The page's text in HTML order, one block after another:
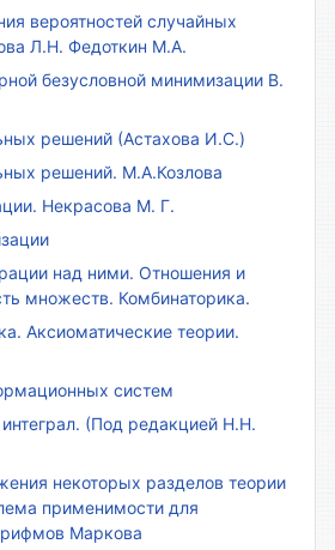
вероятностей случайных
Л.Н. Федоткин М.А.
безусловной минимизации В.
решений (Астахова И.С.)
решений. М.А.Козлова
Некрасова М. Г.
над ними. Отношения и
множеств. Комбинаторика.
Аксиоматические теории.
систем
(Под редакцией Н.Н.
некоторых разделов теории
применимости для
Маркова